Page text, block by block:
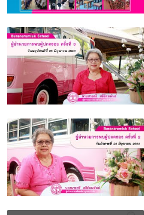
ประมวลภาพแนวปฏิบัติตามมาตรการการป้องกัน
การแพร่ระบาดของโรค COVID-19 โรงเรียน
บูรณะรำลึก ตรัง
ผู้อำนวยการโรงเรียนบูรณะรำลึก พบผู้ปกครอง